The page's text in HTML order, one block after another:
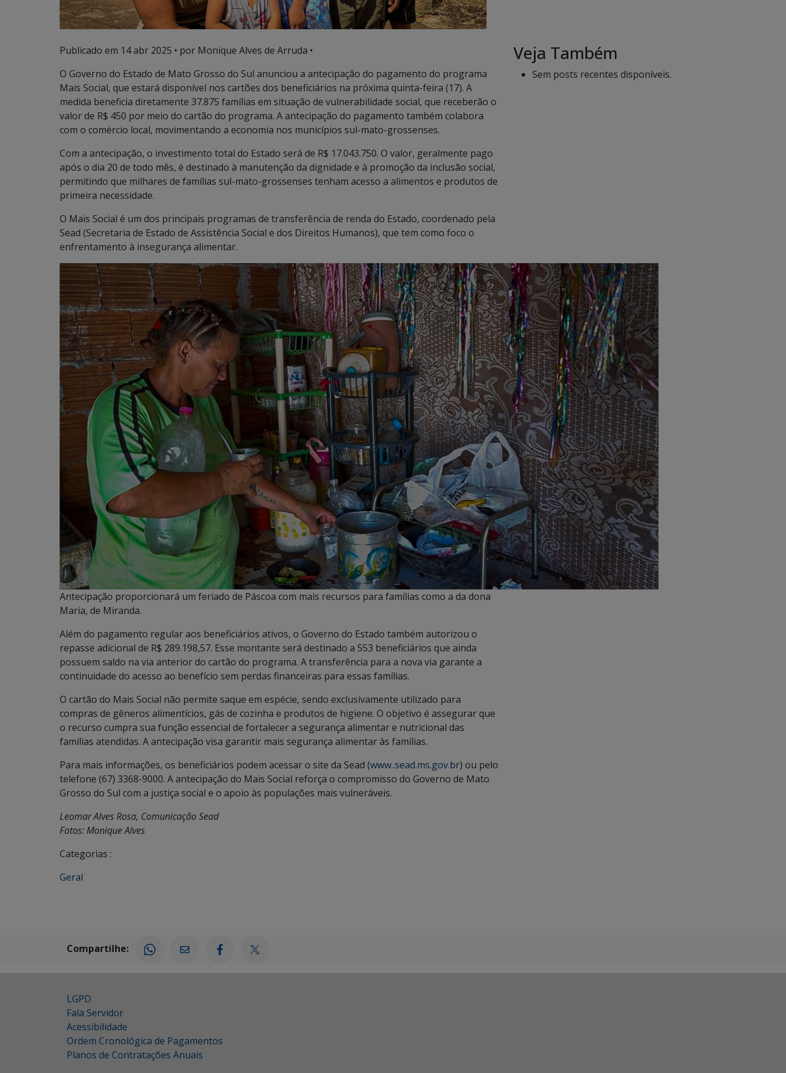
Publicado em 14 abr 2025 • por Monique Alves de Arruda •
O Governo do Estado de Mato Grosso do Sul anunciou a antecipação do pagamento do programa
Mais Social, que estará disponível nos cartões dos beneficiários na próxima quinta-feira (17). A
medida beneficia diretamente 37.875 famílias em situação de vulnerabilidade social, que receberão o
valor de R$ 450 por meio do cartão do programa. A antecipação do pagamento também colabora
com o comércio local, movimentando a economia nos municípios sul-mato-grossenses.
Com a antecipação, o investimento total do Estado será de R$ 17.043.750. O valor, geralmente pago
após o dia 20 de todo mês, é destinado à manutenção da dignidade e à promoção da inclusão social,
permitindo que milhares de famílias sul-mato-grossenses tenham acesso a alimentos e produtos de
primeira necessidade.
O Mais Social é um dos principais programas de transferência de renda do Estado, coordenado pela
Sead (Secretaria de Estado de Assistência Social e dos Direitos Humanos), que tem como foco o
enfrentamento à insegurança alimentar.
Antecipação proporcionará um feriado de Páscoa com mais recursos para famílias como a da dona
Maria, de Miranda.
Além do pagamento regular aos beneficiários ativos, o Governo do Estado também autorizou o
repasse adicional de R$ 289.198,57. Esse montante será destinado a 553 beneficiários que ainda
possuem saldo na via anterior do cartão do programa. A transferência para a nova via garante a
continuidade do acesso ao benefício sem perdas financeiras para essas famílias.
O cartão do Mais Social não permite saque em espécie, sendo exclusivamente utilizado para
compras de gêneros alimentícios, gás de cozinha e produtos de higiene. O objetivo é assegurar que
o recurso cumpra sua função essencial de fortalecer a segurança alimentar e nutricional das
famílias atendidas. A antecipação visa garantir mais segurança alimentar às famílias.
Para mais informações, os beneficiários podem acessar o site da Sead (www..sead.ms.gov.br) ou pelo
telefone (67) 3368-9000. A antecipação do Mais Social reforça o compromisso do Governo de Mato
Grosso do Sul com a justiça social e o apoio às populações mais vulneráveis.
Leomar Alves Rosa, Comunicação Sead
Fotos: Monique Alves
Categorias :
Geral
Veja Também
Sem posts recentes disponíveis.
Compartilhe:
LGPD
Fala Servidor
Acessibilidade
Ordem Cronológica de Pagamentos
Planos de Contratações Anuais